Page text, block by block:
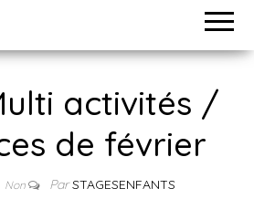
activités /
de février
Non ParSTAGESENFANTS